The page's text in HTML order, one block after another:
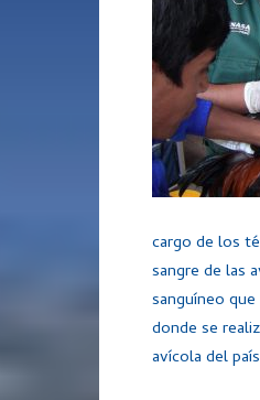
cargo de los
sangre de las
sanguíneo
donde se
avícola del